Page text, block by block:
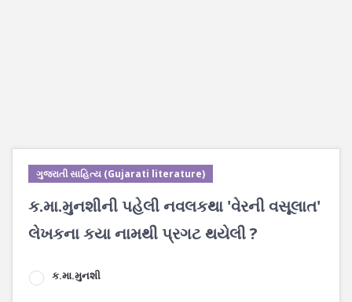
ગુજરાતી સાહિત્ય (Gujarati literature)
ક.મા.મુનશીની પહેલી નવલકથા 'વેરની વસૂલાત'
લેખકના કયા નામથી પ્રગટ થયેલી ?
ક.મા.મુનશી